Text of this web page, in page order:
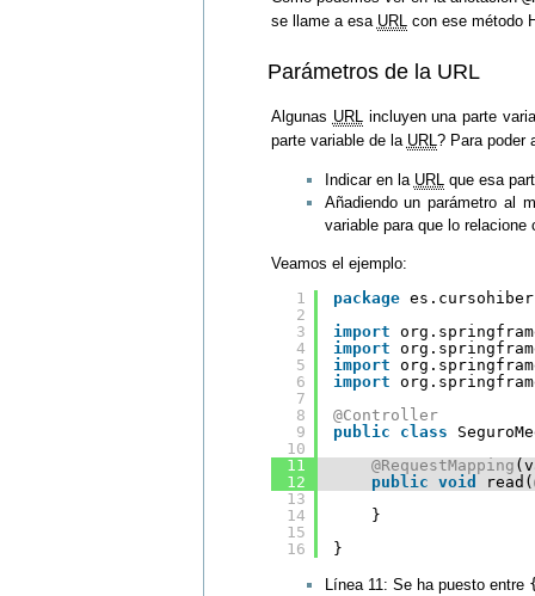
se llame a esa URLcon ese método
Parámetros de la URL
Algunas URL
incluyen una parte
parte variable de la URL ? Para poder
Indicar en la URL que esa
Añadiendo un parámetro al
variable para que lo relacione
Veamos el ejemplo:
1
2
3
4
5
6
7
8
9
10
11
12
13
14
15
16
package
import
import
import
import
@Controller
public
class
@RequestMapping
public void read(
}
}
Línea 11: Se ha puesto entre